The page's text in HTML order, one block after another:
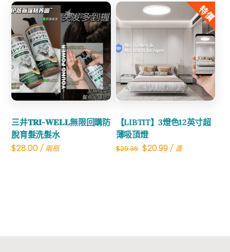
was:
$27.00.
is:
$9.99.
三井𝐓𝐑𝐈-𝐖𝐄𝐋𝐋無限回購防
脫育髮洗髮水
$28.00 / 兩瓶
Share
特價
【LIBTIT】3燈色12英寸超
薄吸頂燈
$29.36 Original
$20.99Current
/ 盞
Share